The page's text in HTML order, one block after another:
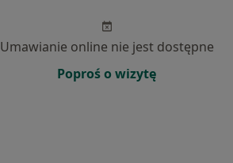
Umawianie online nie jest dostępne
Poproś o wizytę